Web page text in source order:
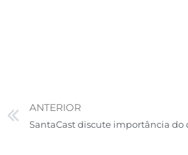
Prev
ANTERIOR
SantaCast discute importância